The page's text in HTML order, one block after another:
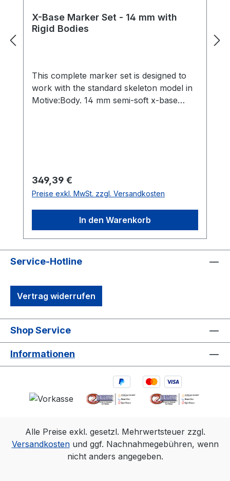
X-Base Marker Set - 14 mm with
Rigid Bodies
This complete marker set is designed to
work with the standard skeleton model in
Motive:Body. 14 mm semi-soft x-base
Regulärer Preis:
349,39 €
Preise exkl. MwSt. zzgl. Versandkosten
In den Warenkorb
Service-Hotline
Vertrag widerrufen
Shop Service
Informationen
Alle Preise exkl. gesetzl. Mehrwertsteuer zzgl.
Versandkostenund ggf. Nachnahmegebühren, wenn
nicht anders angegeben.